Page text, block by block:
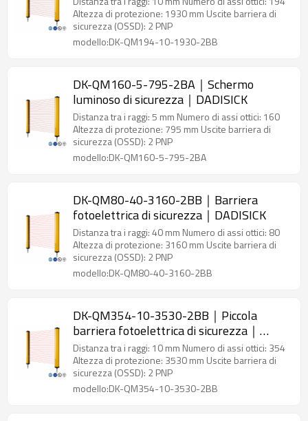
Altezza di protezione: 1930 mm Uscite barriera di
sicurezza (OSSD): 2 PNP
modello:DK-QM194-10-1930-2BB
DK-QM160-5-795-2BA｜Schermo
luminoso di sicurezza｜DADISICK
Distanza tra i raggi: 5 mm Numero di assi ottici: 160
Altezza di protezione: 795 mm Uscite barriera di
sicurezza (OSSD): 2 PNP
modello:DK-QM160-5-795-2BA
DK-QM80-40-3160-2BB｜Barriera
fotoelettrica di sicurezza｜DADISICK
Distanza tra i raggi: 40 mm Numero di assi ottici: 80
Altezza di protezione: 3160 mm Uscite barriera di
sicurezza (OSSD): 2 PNP
modello:DK-QM80-40-3160-2BB
DK-QM354-10-3530-2BB｜Piccola
barriera fotoelettrica di sicurezza｜
DADISICK
Distanza tra i raggi: 10 mm Numero di assi ottici: 354
Altezza di protezione: 3530 mm Uscite barriera di
sicurezza (OSSD): 2 PNP
modello:DK-QM354-10-3530-2BB